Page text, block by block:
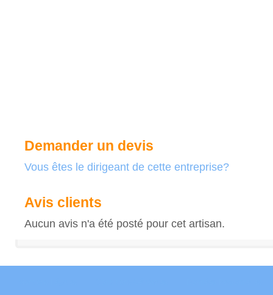
Demander un devis
Vous êtes le dirigeant de cette entreprise?
Avis clients
Aucun avis n'a été posté pour cet artisan.